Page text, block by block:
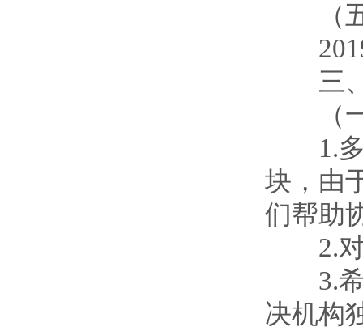
（五
2019
三、
（一
1.多
块，由
们帮助
2.对
3.希
决机构